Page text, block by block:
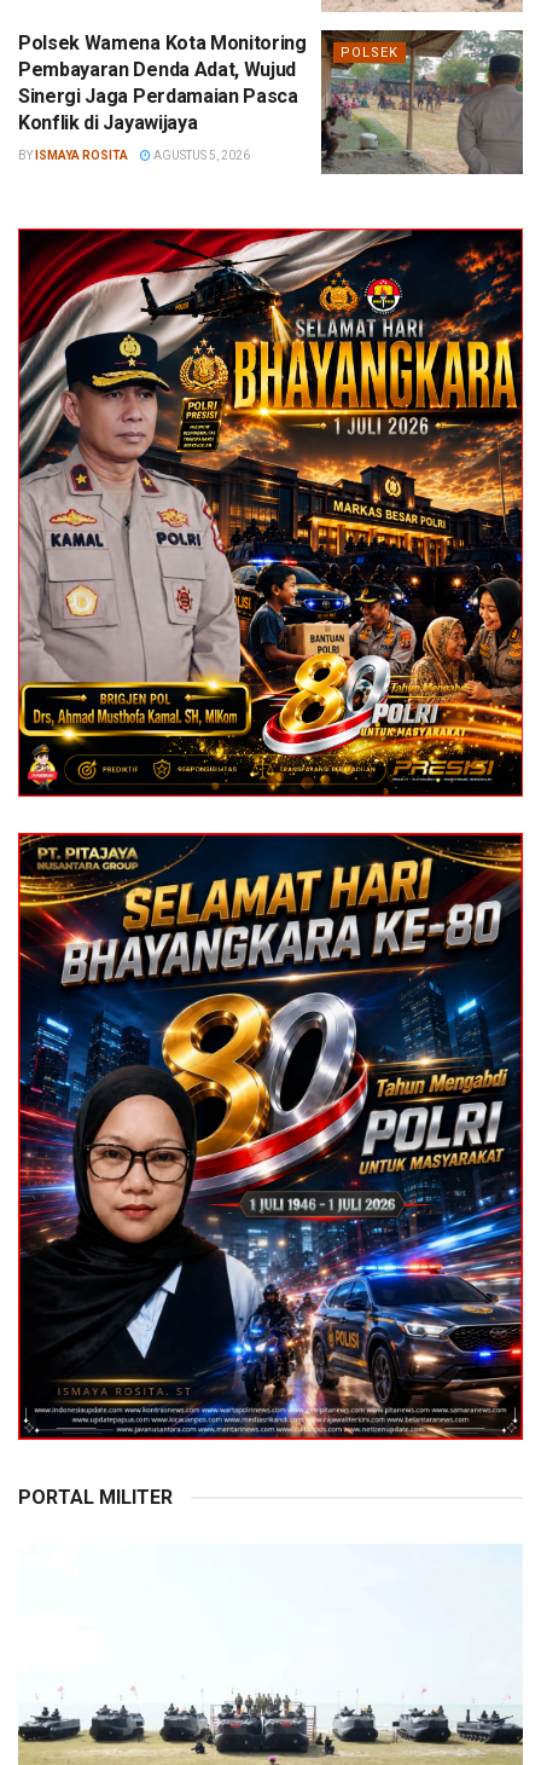
POLSEK
Polsek Wamena Kota Monitoring
Pembayaran Denda Adat, Wujud
Sinergi Jaga Perdamaian Pasca
Konflik di Jayawijaya
BY ISMAYA ROSITA AGUSTUS 5, 2026
PORTAL MILITER